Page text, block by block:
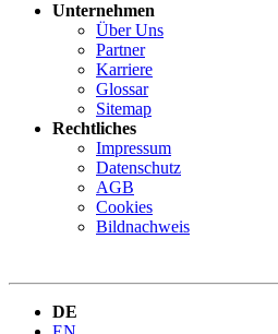
Unternehmen
Über Uns
Partner
Karriere
Glossar
Sitemap
Rechtliches
Impressum
Datenschutz
AGB
Cookies
Bildnachweis
DE